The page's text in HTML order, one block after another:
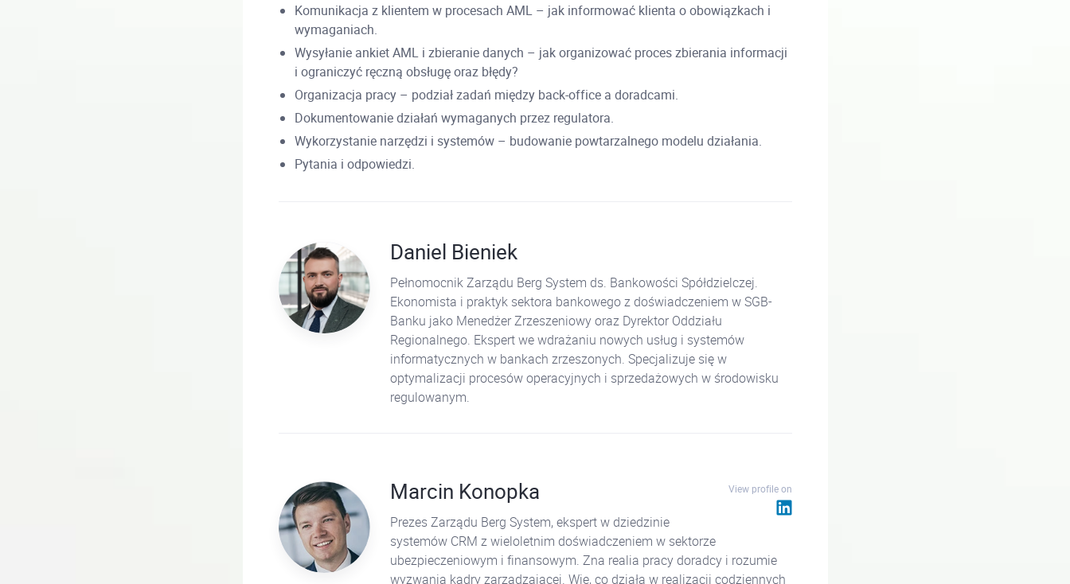
Komunikacja z klientem w procesach AML – jak informować klienta o obowiązkach i
wymaganiach.
Wysyłanie ankiet AML i zbieranie danych – jak organizować proces zbierania informacji
i ograniczyć ręczną obsługę oraz błędy?
Organizacja pracy – podział zadań między back-office a doradcami.
Dokumentowanie działań wymaganych przez regulatora.
Wykorzystanie narzędzi i systemów – budowanie powtarzalnego modelu działania.
Pytania i odpowiedzi.
Daniel Bieniek
Pełnomocnik Zarządu Berg System ds. Bankowości Spółdzielczej.
Ekonomista i praktyk sektora bankowego z doświadczeniem w SGB-
Banku jako Menedżer Zrzeszeniowy oraz Dyrektor Oddziału
Regionalnego. Ekspert we wdrażaniu nowych usług i systemów
informatycznych w bankach zrzeszonych. Specjalizuje się w
optymalizacji procesów operacyjnych i sprzedażowych w środowisku
regulowanym.
View profile on
Marcin Konopka
Prezes Zarządu Berg System, ekspert w dziedzinie
systemów CRM z wieloletnim doświadczeniem w sektorze
ubezpieczeniowym i finansowym. Zna realia pracy doradcy i rozumie
wyzwania kadry zarządzającej. Wie, co działa w realizacji codziennych